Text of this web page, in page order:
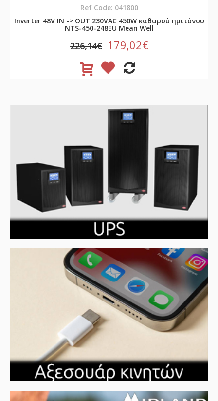
Ref Code: 041800
Inverter 48V ΙΝ -> OUT 230VAC 450W καθαρού ημιτόνου
NTS-450-248EU Mean Well
226,14€ 179,02€